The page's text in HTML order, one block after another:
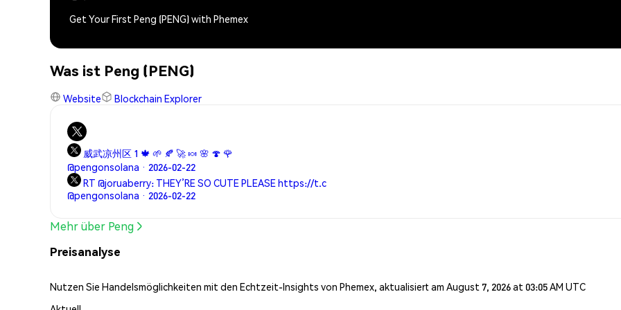
Get Your First Peng (PENG) with Phemex
Was ist Peng (PENG)
Website Blockchain Explorer
威武凉州区 1 🍁 🌱 🍂 🚀 🍬 🌸 🍄 🌹
@pengonsolana · 2026-02-22
RT @joruaberry: THEY’RE SO CUTE PLEASE https://t.c
@pengonsolana · 2026-02-22
Mehr über Peng
Preisanalyse
Nutzen Sie Handelsmöglichkeiten mit den Echtzeit-Insights von Phemex, aktualisiert am August 7, 2026 at 03:05 AM UTC